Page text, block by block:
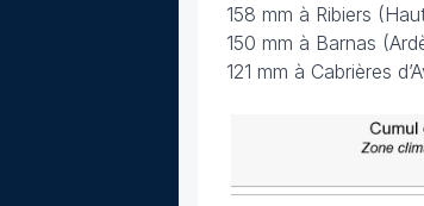
158 mm à Ribiers
150 mm à Barnas
121 mm à Cabrières